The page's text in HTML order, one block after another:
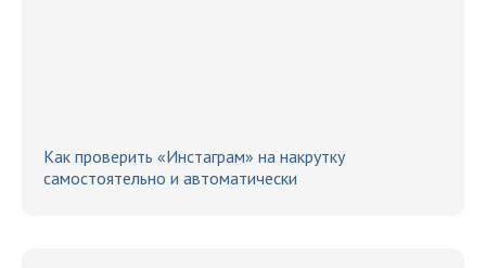
Как проверить «Инстаграм» на накрутку
самостоятельно и автоматически